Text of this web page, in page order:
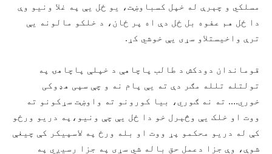
مسلکي و چېرې له خپل کسباوښت، یو ځل یې په غلا ونیو وې
دا ځل هم عفوه بل ځل دې اه پر ځان، د خلکو مالونه یې
ترې واخیستلاو سړی یې خوشي کړ.
قوماندان دودکش د طالب پاچاهې د خپلې پاچاهۍ په
تولتله تلله مګر دې ته یې پام نه و چې سپی هډوکی
خوري…. ته نه ګوري، بیا کورونو ته واوښت سړکونو ته
ووت او خلک یې وڅېرل خو دا ځل یې چې ونیو،په دریو ورځو
کې له دریو محکمو پړ ووت او بله ورځ په لاسپيکر کې چیغې
شوې، وې جزا دعمل حق باله شي سړی په جزا رسیږي په